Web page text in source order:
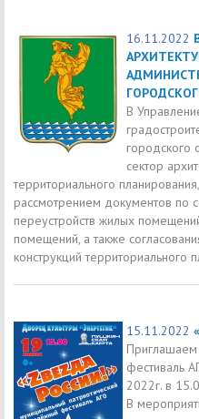
16.11.2022
В
городского
сектор
территориального
рассмотрением документов по
переустройств жилых
помещений, а также
конструкций территориального
15.11.2022
Приглашаем
фестиваль
2022г. в
В